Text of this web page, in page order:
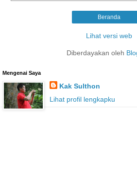
Beranda
Lihat versi web
Diberdayakan oleh
Mengenai Saya
Kak Sulthon
Lihat profil lengkapku